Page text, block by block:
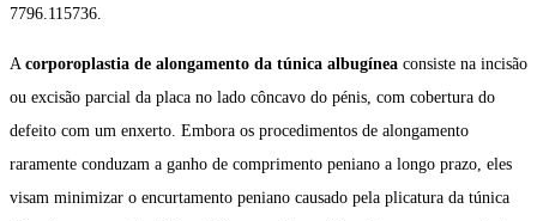
7796.115736.
A corporoplastia de alongamento da túnica albugínea consiste na incisão
ou excisão parcial da placa no lado côncavo do pénis, com cobertura do
defeito com um enxerto. Embora os procedimentos de alongamento
raramente conduzam a ganho de comprimento peniano a longo prazo, eles
visam minimizar o encurtamento peniano causado pela plicatura da túnica